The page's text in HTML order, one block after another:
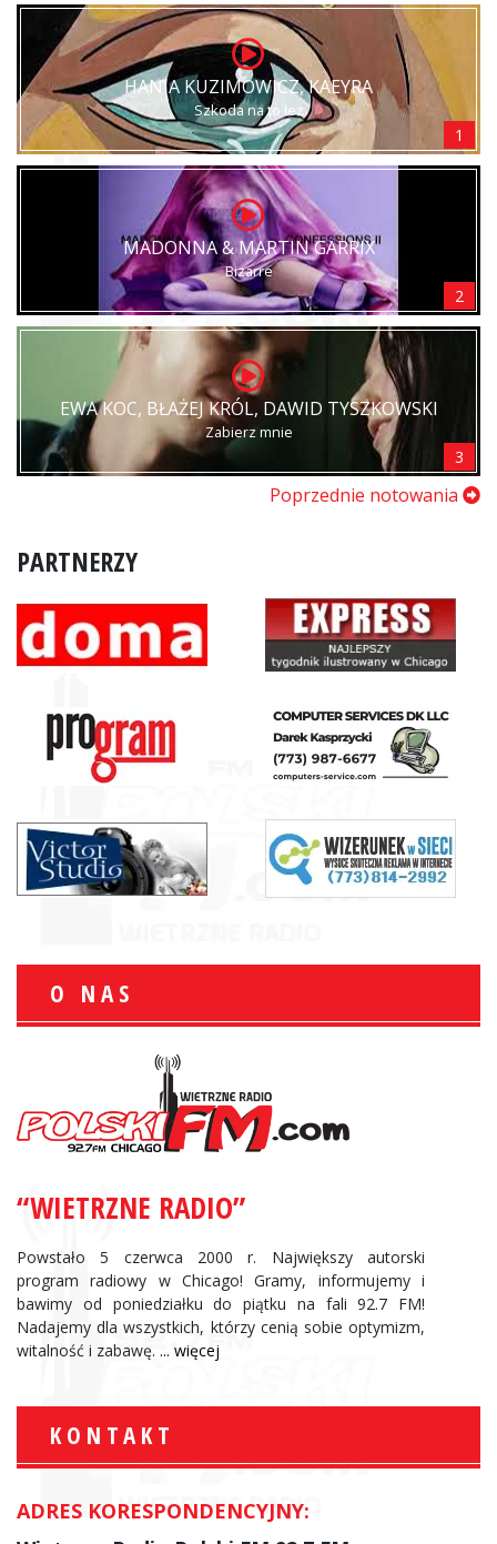
HANIA KUZIMOWICZ, KAEYRA
Szkoda na to łez
1
MADONNA & MARTIN GARRIX
Bizarre
2
EWA KOC, BŁAŻEJ KRÓL, DAWID TYSZKOWSKI
Zabierz mnie
3
Poprzednie notowania
PARTNERZY
O NAS
“WIETRZNE RADIO”
Powstało 5 czerwca 2000 r. Największy autorski
program radiowy w Chicago! Gramy, informujemy i
bawimy od poniedziałku do piątku na fali 92.7 FM!
Nadajemy dla wszystkich, którzy cenią sobie optymizm,
witalność i zabawę. ... więcej
KONTAKT
ADRES KORESPONDENCYJNY: